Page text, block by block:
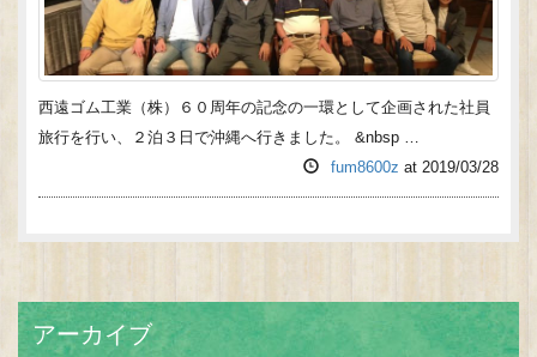
西遠ゴム工業（株）６０周年の記念の一環として企画された社員
旅行を行い、２泊３日で沖縄へ行きました。 &nbsp …
fum8600z at 2019/03/28
アーカイブ